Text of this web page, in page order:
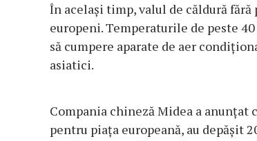
În acelaşi timp, valul de căldură
europeni. Temperaturile de peste
să cumpere aparate de aer
asiatici.
Compania chineză Midea a
pentru piaţa europeană, au depăşit